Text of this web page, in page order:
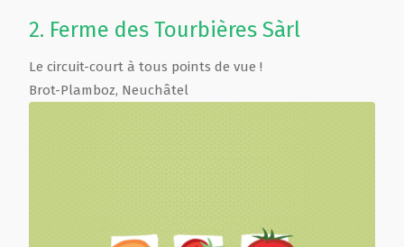
2. Ferme des Tourbières Sàrl
Le circuit-court à tous points de vue !
Brot-Plamboz, Neuchâtel